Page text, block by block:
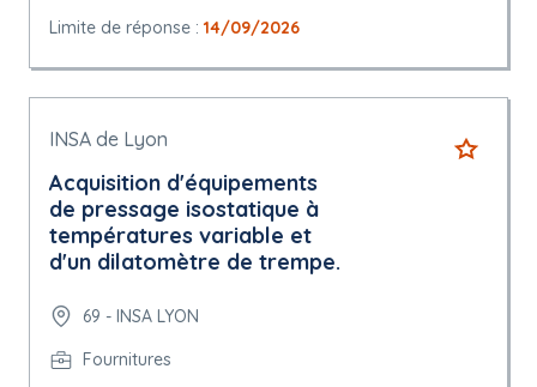
Limite de réponse : 14/09/2026
INSA de Lyon
Acquisition d'équipements
de pressage isostatique à
températures variable et
d'un dilatomètre de trempe.
69 - INSA LYON
Fournitures